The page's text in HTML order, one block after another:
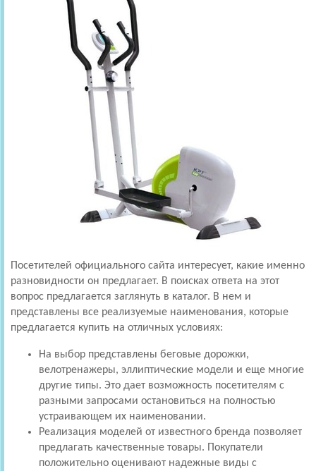
Посетителей официального сайта интересует, какие именно
разновидности он предлагает. В поисках ответа на этот
вопрос предлагается заглянуть в каталог. В нем и
представлены все реализуемые наименования, которые
предлагается купить на отличных условиях:
На выбор представлены беговые дорожки,
велотренажеры, эллиптические модели и еще многие
другие типы. Это дает возможность посетителям с
разными запросами остановиться на полностью
устраивающем их наименовании.
Реализация моделей от известного бренда позволяет
предлагать качественные товары. Покупатели
положительно оценивают надежные виды с